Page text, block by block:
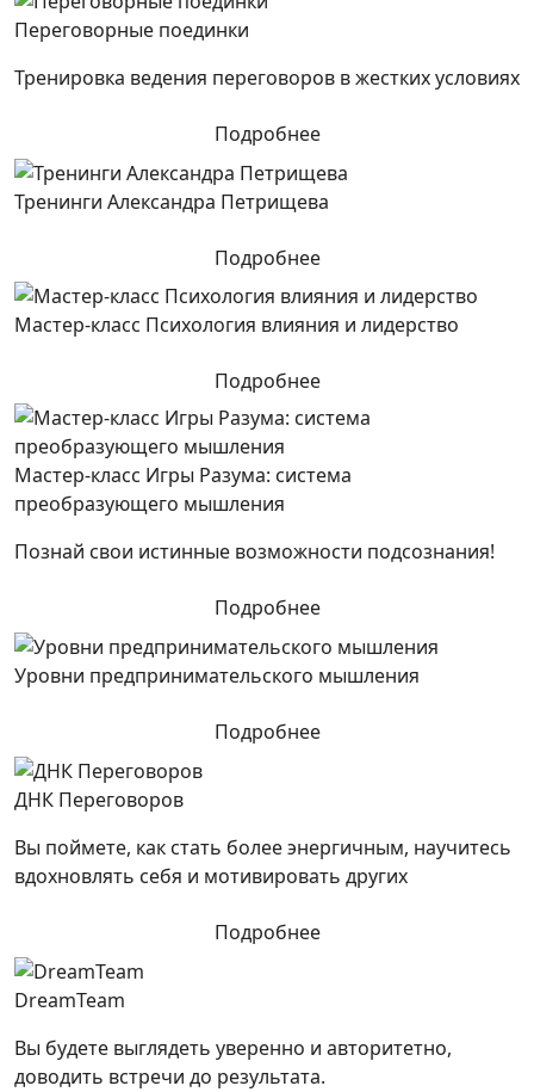
Переговорные поединки
Тренировка ведения переговоров в жестких условиях
Подробнее
Тренинги Александра Петрищева
Подробнее
Мастер-класс Психология влияния и лидерство
Подробнее
Мастер-класс Игры Разума: система
преобразующего мышления
Познай свои истинные возможности подсознания!
Подробнее
Уровни предпринимательского мышления
Подробнее
ДНК Переговоров
Вы поймете, как стать более энергичным, научитесь
вдохновлять себя и мотивировать других
Подробнее
DreamTeam
Вы будете выглядеть уверенно и авторитетно,
доводить встречи до результата.